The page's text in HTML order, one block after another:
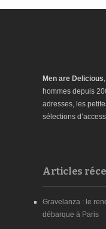
Men are Delicious
hommes depuis
adresses, les
sélections
Articles
Gravelanza : le
débarque à Paris